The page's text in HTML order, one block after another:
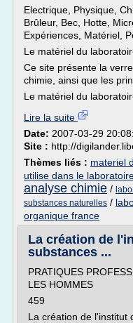
Electrique, Physique,
Brûleur, Bec, Hotte,
Expériences, Matériel,
Le matériel du
Ce site présente la
chimie, ainsi que les
Le matériel du
Lire la suite
Date: 2007-03-29
Site : http://
Thèmes liés : materiel
utilise dans le
analyse chimie /
substances naturelles /
organique france
La création de
substances ...
PRATIQUES
LES HOMMES
459
La création de l'institut